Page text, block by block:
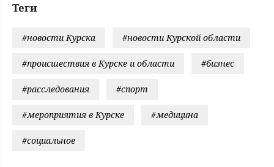
Теги
#новости Курска #новости Курской области
#происшествия в Курске и области #бизнес
#расследования #спорт
#мероприятия в Курске #медицина
#социальное